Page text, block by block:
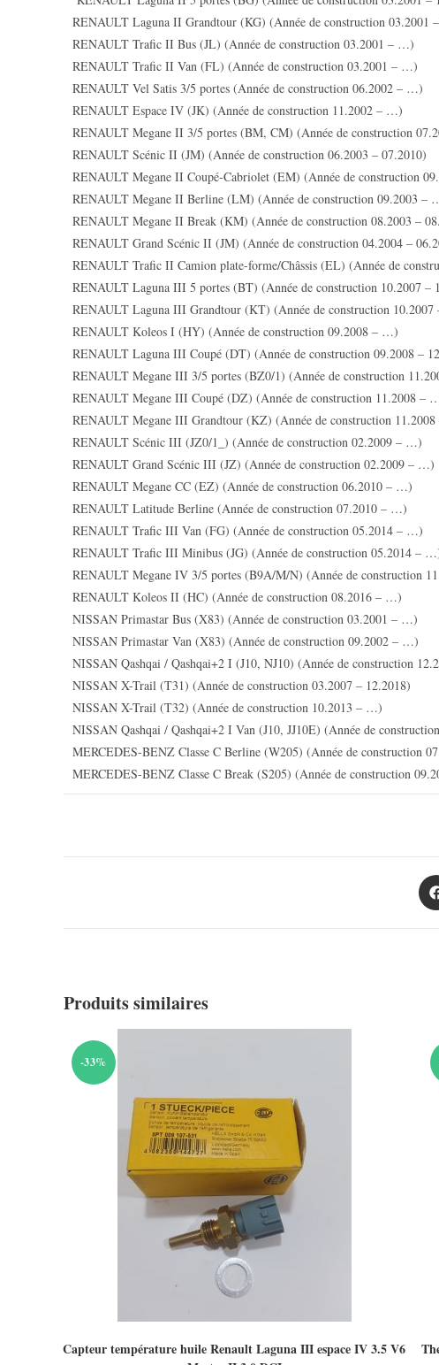
RENAULT Laguna II Grandtour (KG) (Année de construction 03.2001
RENAULT Trafic II Bus (JL) (Année de construction 03.2001 – …)
RENAULT Trafic II Van (FL) (Année de construction 03.2001 – …)
RENAULT Vel Satis 3/5 portes (Année de construction 06.2002 – …)
RENAULT Espace IV (JK) (Année de construction 11.2002 – …)
RENAULT Megane II 3/5 portes (BM, CM) (Année de construction
RENAULT Scénic II (JM) (Année de construction 06.2003 – 07.2010)
RENAULT Megane II Coupé-Cabriolet (EM) (Année de construction
RENAULT Megane II Berline (LM) (Année de construction 09.2003 –
RENAULT Megane II Break (KM) (Année de construction 08.2003 –
RENAULT Grand Scénic II (JM) (Année de construction 04.2004 –
RENAULT Trafic II Camion plate-forme/Châssis (EL) (Année de
RENAULT Laguna III 5 portes (BT) (Année de construction 10.2007 –
RENAULT Laguna III Grandtour (KT) (Année de construction 10.2007
RENAULT Koleos I (HY) (Année de construction 09.2008 – …)
RENAULT Laguna III Coupé (DT) (Année de construction 09.2008 –
RENAULT Megane III 3/5 portes (BZ0/1) (Année de construction
RENAULT Megane III Coupé (DZ) (Année de construction 11.2008 –
RENAULT Megane III Grandtour (KZ) (Année de construction
RENAULT Scénic III (JZ0/1_) (Année de construction 02.2009 – …)
RENAULT Grand Scénic III (JZ) (Année de construction 02.2009 – …)
RENAULT Megane CC (EZ) (Année de construction 06.2010 – …)
RENAULT Latitude Berline (Année de construction 07.2010 – …)
RENAULT Trafic III Van (FG) (Année de construction 05.2014 – …)
RENAULT Trafic III Minibus (JG) (Année de construction 05.2014 –
RENAULT Megane IV 3/5 portes (B9A/M/N) (Année de construction
RENAULT Koleos II (HC) (Année de construction 08.2016 – …)
NISSAN Primastar Bus (X83) (Année de construction 03.2001 – …)
NISSAN Primastar Van (X83) (Année de construction 09.2002 – …)
NISSAN Qashqai / Qashqai+2 I (J10, NJ10) (Année de construction
NISSAN X-Trail (T31) (Année de construction 03.2007 – 12.2018)
NISSAN X-Trail (T32) (Année de construction 10.2013 – …)
NISSAN Qashqai / Qashqai+2 I Van (J10, JJ10E) (Année de
MERCEDES-BENZ Classe C Berline (W205) (Année de construction
MERCEDES-BENZ Classe C Break (S205) (Année de construction
in
Produits similaires
-33%
Capteur température huile Renault Laguna III espace IV 3.5 V6